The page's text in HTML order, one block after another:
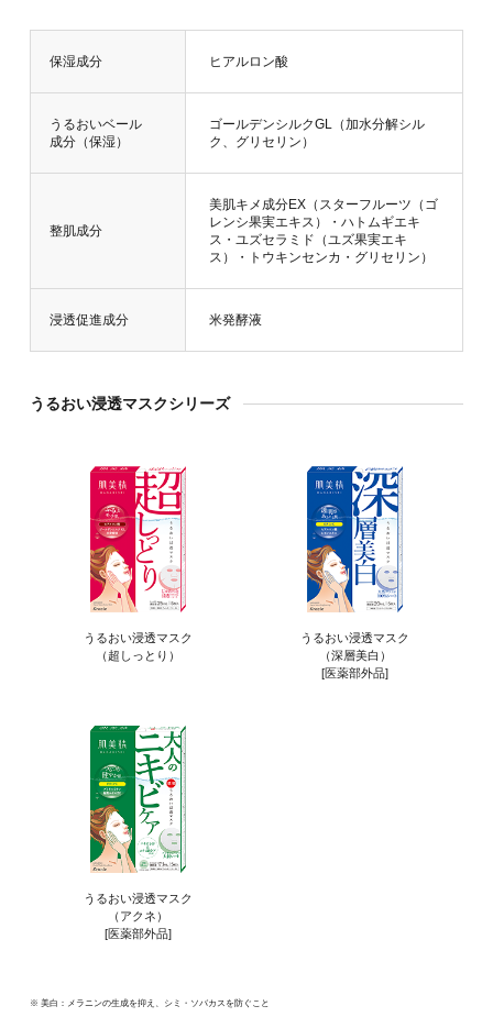
保湿成分 ヒアルロン酸
うるおいベール
成分（保湿）
ゴールデンシルクGL（加水分解シル
ク、グリセリン）
整肌成分
美肌キメ成分EX（スターフルーツ（ゴ
レンシ果実エキス）・ハトムギエキ
ス・ユズセラミド（ユズ果実エキ
ス）・トウキンセンカ・グリセリン）
浸透促進成分 米発酵液
うるおい浸透マスクシリーズ
うるおい浸透マスク
（超しっとり）
うるおい浸透マスク
（深層美白）
[医薬部外品]
うるおい浸透マスク
（アクネ）
[医薬部外品]
※ 美白：メラニンの生成を抑え、シミ・ソバカスを防ぐこと